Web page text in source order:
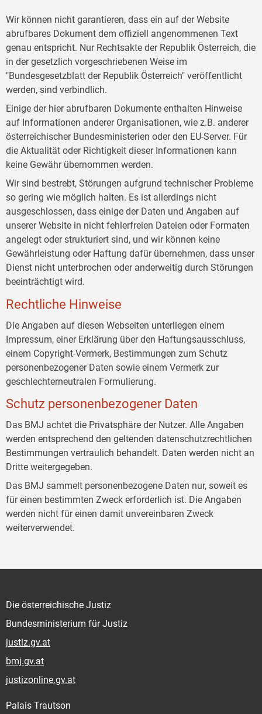
Wir können nicht garantieren, dass ein auf der Website
abrufbares Dokument dem offiziell angenommenen Text
genau entspricht. Nur Rechtsakte der Republik Österreich, die
in der gesetzlich vorgeschriebenen Weise im
"Bundesgesetzblatt der Republik Österreich" veröffentlicht
werden, sind verbindlich.
Einige der hier abrufbaren Dokumente enthalten Hinweise
auf Informationen anderer Organisationen, wie z.B. anderer
österreichischer Bundesministerien oder den EU-Server. Für
die Aktualität oder Richtigkeit dieser Informationen kann
keine Gewähr übernommen werden.
Wir sind bestrebt, Störungen aufgrund technischer Probleme
so gering wie möglich halten. Es ist allerdings nicht
ausgeschlossen, dass einige der Daten und Angaben auf
unserer Website in nicht fehlerfreien Dateien oder Formaten
angelegt oder strukturiert sind, und wir können keine
Gewährleistung oder Haftung dafür übernehmen, dass unser
Dienst nicht unterbrochen oder anderweitig durch Störungen
beeinträchtigt wird.
Rechtliche Hinweise
Die Angaben auf diesen Webseiten unterliegen einem
Impressum, einer Erklärung über den Haftungsausschluss,
einem Copyright-Vermerk, Bestimmungen zum Schutz
personenbezogener Daten sowie einem Vermerk zur
geschlechterneutralen Formulierung.
Schutz personenbezogener Daten
Das BMJ achtet die Privatsphäre der Nutzer. Alle Angaben
werden entsprechend den geltenden datenschutzrechtlichen
Bestimmungen vertraulich behandelt. Daten werden nicht an
Dritte weitergegeben.
Das BMJ sammelt personenbezogene Daten nur, soweit es
für einen bestimmten Zweck erforderlich ist. Die Angaben
werden nicht für einen damit unvereinbaren Zweck
weiterverwendet.
Die österreichische Justiz
Bundesministerium für Justiz
justiz.gv.at
bmj.gv.at
justizonline.gv.at
Palais Trautson